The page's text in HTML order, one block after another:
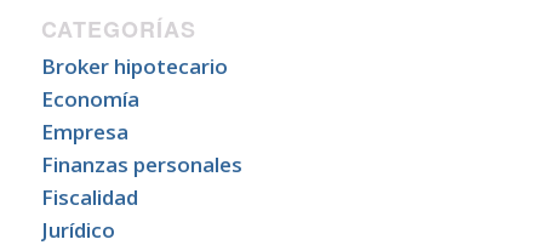
CATEGORÍAS
Broker hipotecario
Economía
Empresa
Finanzas personales
Fiscalidad
Jurídico